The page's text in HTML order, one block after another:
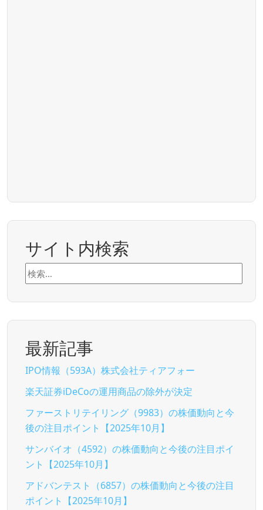
サイト内検索
検
索:
最新記事
IPO情報（593A）株式会社ティアフォー
楽天証券iDeCoの運用商品の除外が決定
ファーストリテイリング（9983）の株価動向と今
後の注目ポイント【2025年10月】
サンバイオ（4592）の株価動向と今後の注目ポイ
ント【2025年10月】
アドバンテスト（6857）の株価動向と今後の注目
ポイント【2025年10月】